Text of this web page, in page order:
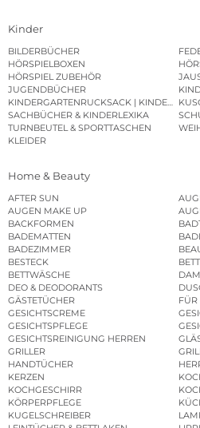
Kinder
BILDERBÜCHER
HÖRSPIELBOXEN
HÖRSPIEL ZUBEHÖR
JUGENDBÜCHER
KINDERGARTENRUCKSACK |
SACHBÜCHER & KINDERLEXIKA
TURNBEUTEL & SPORTTASCHEN
KLEIDER
Home & Beauty
AFTER SUN
AUGEN MAKE UP
BACKFORMEN
BADEMATTEN
BADEZIMMER
BESTECK
BETTWÄSCHE
DEO & DEODORANTS
GÄSTETÜCHER
FÜR
GESICHTSCREME
GESICHTSPFLEGE
GESICHTSREINIGUNG HERREN
GRILLER
HANDTÜCHER
KERZEN
KOCHGESCHIRR
KÖRPERPFLEGE
KUGELSCHREIBER